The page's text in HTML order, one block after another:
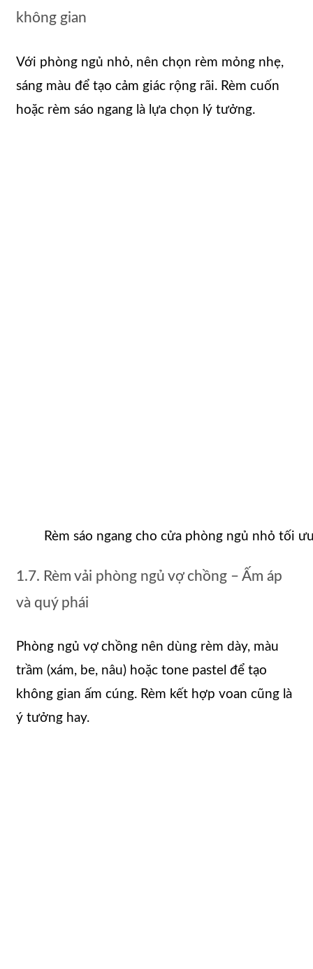
không gian
Với phòng ngủ nhỏ, nên chọn rèm mỏng nhẹ,
sáng màu để tạo cảm giác rộng rãi. Rèm cuốn
hoặc rèm sáo ngang là lựa chọn lý tưởng.
Rèm sáo ngang cho cửa phòng ngủ nhỏ tối
1.7. Rèm vải phòng ngủ vợ chồng – Ấm áp
và quý phái
Phòng ngủ vợ chồng nên dùng rèm dày, màu
trầm (xám, be, nâu) hoặc tone pastel để tạo
không gian ấm cúng. Rèm kết hợp voan cũng là
ý tưởng hay.